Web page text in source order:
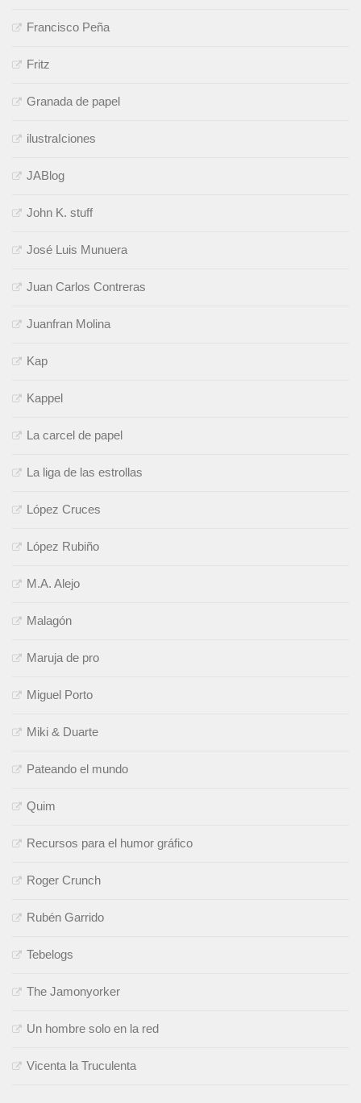
Francisco Peña
Fritz
Granada de papel
ilustraIciones
JABlog
John K. stuff
José Luis Munuera
Juan Carlos Contreras
Juanfran Molina
Kap
Kappel
La carcel de papel
La liga de las estrollas
López Cruces
López Rubiño
M.A. Alejo
Malagón
Maruja de pro
Miguel Porto
Miki & Duarte
Pateando el mundo
Quim
Recursos para el humor gráfico
Roger Crunch
Rubén Garrido
Tebelogs
The Jamonyorker
Un hombre solo en la red
Vicenta la Truculenta